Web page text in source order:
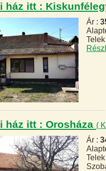
ház itt :
Ár :
ház itt : Orosháza (
Ár :